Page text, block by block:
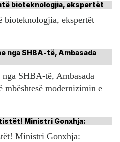
bioteknologjia, ekspertët
SHBA-të, Ambasada
mbështesë modernizimin e
Ministri Gonxhja: